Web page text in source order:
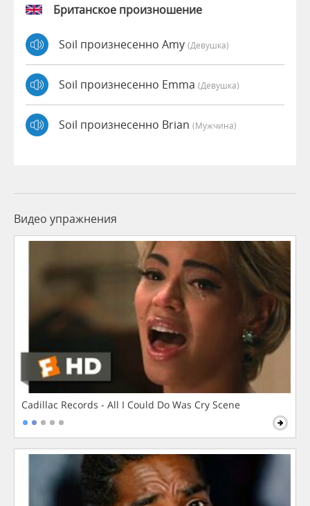
Британское произношение
Soil произнесенно Amy (девушка)
Soil произнесенно Emma (девушка)
Soil произнесенно Brian (мужчина)
Видео упражнения
Cadillac Records - All I Could Do Was Cry Scene